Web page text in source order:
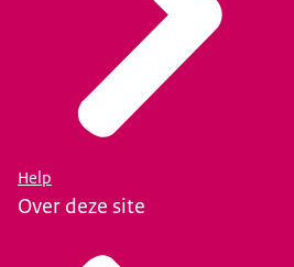
Help
Over deze site